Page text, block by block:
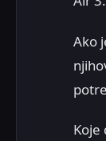
Ako
Koje